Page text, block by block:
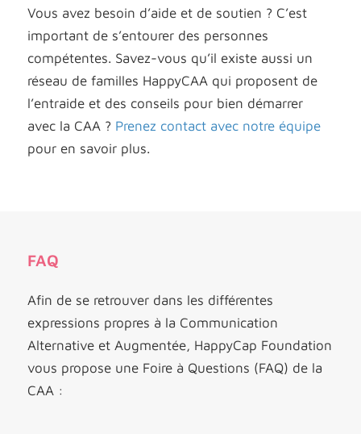
Vous avez besoin d’aide et de soutien ? C’est
important de s’entourer des personnes
compétentes. Savez-vous qu’il existe aussi un
réseau de familles HappyCAA qui proposent de
l’entraide et des conseils pour bien démarrer
avec la CAA ? Prenez contact avec notre équipe
pour en savoir plus.
FAQ
Afin de se retrouver dans les différentes
expressions propres à la Communication
Alternative et Augmentée, HappyCap Foundation
vous propose une Foire à Questions (FAQ) de la
CAA :